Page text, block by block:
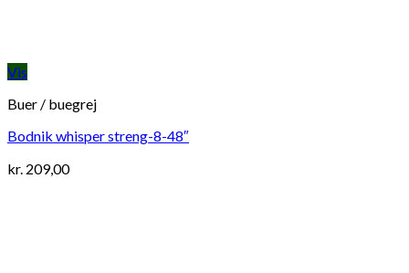
Vis
Buer / buegrej
Bodnik whisper streng-8-48″
kr. 209,00